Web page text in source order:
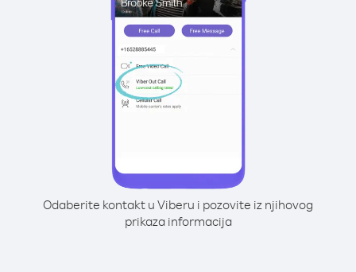
Odaberite kontakt u Viberu i pozovite iz njihovog
prikaza informacija